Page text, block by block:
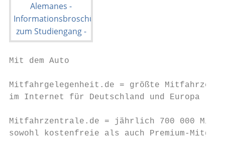
Mit dem Auto
Mitfahrgelegenheit.de = größte
im Internet für Deutschland und Europa
Mitfahrzentrale.de = jährlich 700 000
sowohl kostenfreie als auch Premium-